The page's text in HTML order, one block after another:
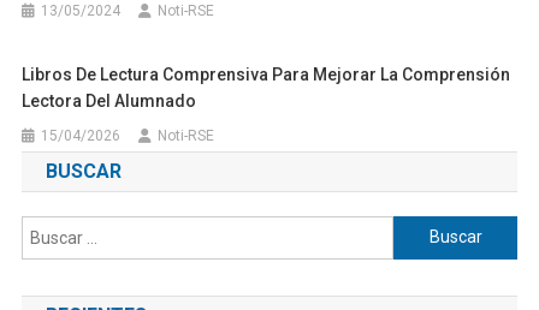
13/05/2024 Noti-RSE
Libros De Lectura Comprensiva Para Mejorar La Comprensión
Lectora Del Alumnado
15/04/2026 Noti-RSE
BUSCAR
Buscar: